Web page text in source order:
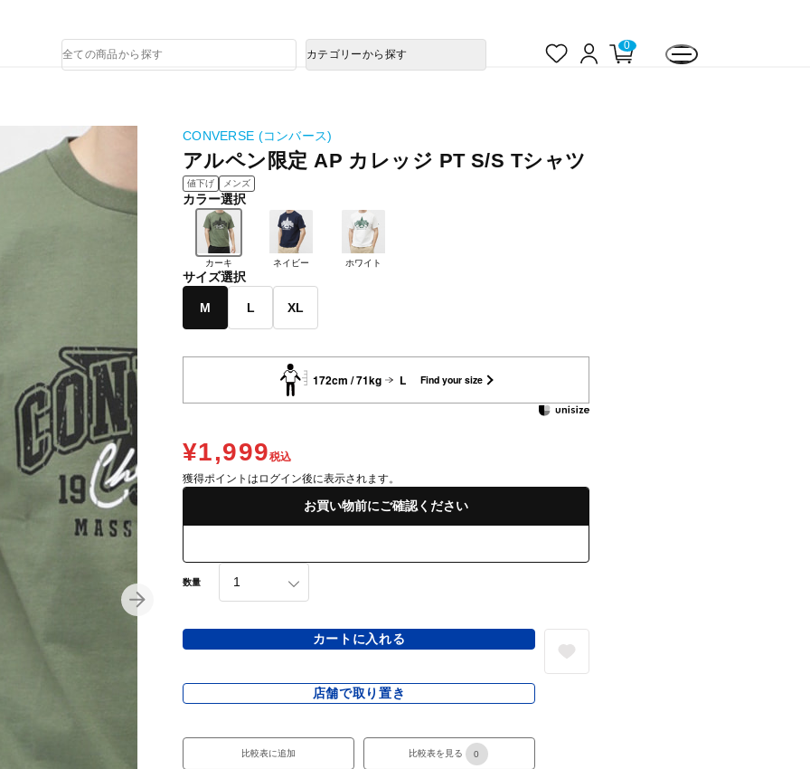
ロ
0
品
検
カテゴリーから探す
CONVERSE (コンバース)
アルペン限定 AP カレッジ PT S/S Tシャツ
値下げ メンズ
カラー選択
カーキ ネイビー ホワイト
サイズ選択
M L XL
172cm / 71kg L Find your size
¥1,999税込
獲得ポイントはログイン後に表示されます。
お買い物前にご確認ください
数量
カートに入れる
店舗で取り置き
比較表に追加 比較表を見る 0